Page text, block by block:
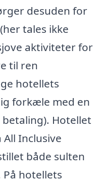
desuden for
tales ikke
aktiviteter for
til ren
hotellets
forkæle med en
Hotellet
Inclusive
både sulten
hotellets